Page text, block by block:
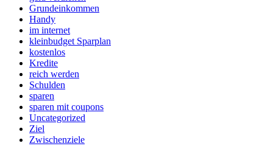
Grundeinkommen
Handy
im internet
kleinbudget Sparplan
kostenlos
Kredite
reich werden
Schulden
sparen
sparen mit coupons
Uncategorized
Ziel
Zwischenziele